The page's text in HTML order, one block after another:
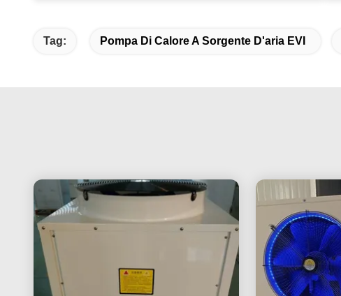
Tag: Pompa Di Calore A Sorgente D'aria EVI